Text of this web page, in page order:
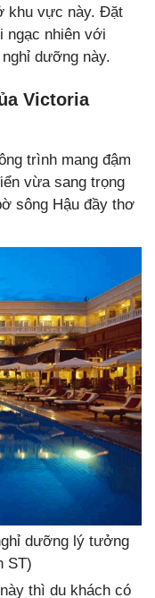
khu vực này. Đặt
ngạc nhiên với
dưỡng này.
Victoria
trình mang đậm
vừa sang trọng
sông Hậu đầy thơ
dưỡng lý tưởng
ST)
thì du khách có